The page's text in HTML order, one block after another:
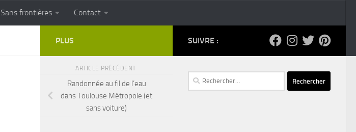
Cuisine populaire des terroirs
Sans frontières Contact
SUIVRE :
Rechercher :
PLUS
ARTICLE PRÉCÉDENT
Randonnée au fil de l’eau
dans Toulouse Métropole (et
sans voiture)